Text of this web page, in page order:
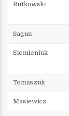
Rutkowski
Sagun
Siemieniuk
Tomaszuk
Masiewicz